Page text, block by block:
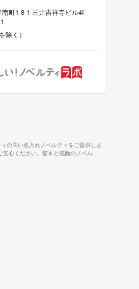
町1-8-1 三井吉祥寺ビル4F
除く）
の高い名入れノベルティをご提供しま
心ください。驚きと感動のノベル